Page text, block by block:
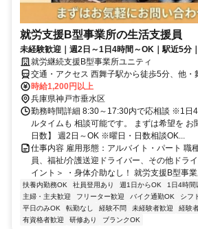
就労支援B型事業所の生活支援員
未経験歓迎｜週2日～1日4時間～OK｜駅近5分
就労継続支援B型事業所ユニティ
交通・アクセス 西舞子駅から徒歩5分、他・
時給1,200円以上
兵庫県神戸市垂水区
勤務時間詳細 8:30～17:30内で応相談 ※1日
ルタイムも 相談可能です。 まずは希望を お
日数】 週2日～OK ※曜日・日数相談OK...
仕事内容 雇用形態：アルバイト・パート 職
員、福祉/介護送迎ドライバー、その他ドラ
イント＞ ・身体介助なし！ 就労支援B型事業
扶養内勤務OK 社員登用あり 週1日からOK 1日4時間
主婦・主夫歓迎
フリーター歓迎 バイク通勤OK シフ
平日のみOK
転勤なし 経験不問 未経験者歓迎 経験
有資格者歓迎
研修あり ブランクOK